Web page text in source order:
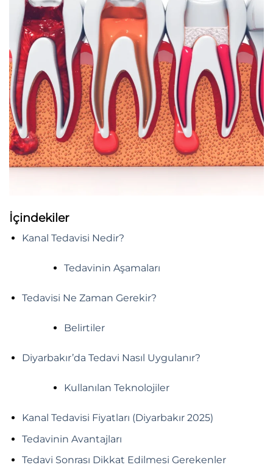
İçindekiler
Kanal Tedavisi Nedir?
Tedavinin Aşamaları
Tedavisi Ne Zaman Gerekir?
Belirtiler
Diyarbakır’da Tedavi Nasıl Uygulanır?
Kullanılan Teknolojiler
Kanal Tedavisi Fiyatları (Diyarbakır 2025)
Tedavinin Avantajları
Tedavi Sonrası Dikkat Edilmesi Gerekenler